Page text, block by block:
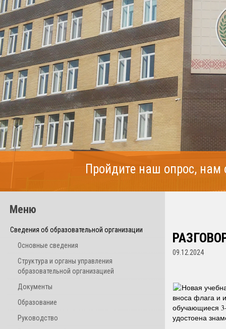
Пройдите наш опрос,
Меню
Сведения об образовательной организации
Основные сведения
Структура и органы управления
образовательной организацией
Документы
Образование
Руководство
09.12.2024
Новая
вноса флага и
обучающиеся
удостоена